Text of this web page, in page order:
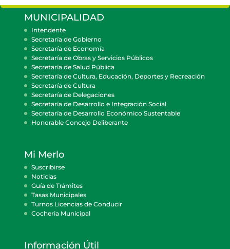
MUNICIPALIDAD
Intendente
Secretaría de Gobierno
Secretaría de Economía
Secretaría de Obras y Servicios Públicos
Secretaría de Salud Pública
Secretaría de Cultura, Educación, Deportes y Recreación
Secretaría de Cultura
Secretaría de Delegaciones
Secretaría de Desarrollo e Integración Social
Secretaría de Desarrollo Económico Sustentable
Honorable Concejo Deliberante
Mi Merlo
Suscribirse
Noticias
Guía de Trámites
Tasas Municipales
Turnos Licencias de Conducir
Cocheria Municipal
Información Útil